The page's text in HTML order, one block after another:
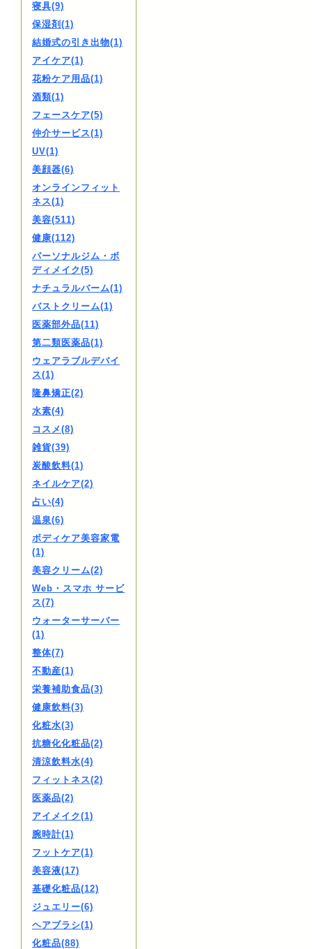
寝具(9)
保湿剤(1)
結婚式の引き出物(1)
アイケア(1)
花粉ケア用品(1)
酒類(1)
フェースケア(5)
仲介サービス(1)
UV(1)
美顔器(6)
オンラインフィット
ネス(1)
美容(511)
健康(112)
パーソナルジム・ボ
ディメイク(5)
ナチュラルバーム(1)
バストクリーム(1)
医薬部外品(11)
第二類医薬品(1)
ウェアラブルデバイ
ス(1)
隆鼻矯正(2)
水素(4)
コスメ(8)
雑貨(39)
炭酸飲料(1)
ネイルケア(2)
占い(4)
温泉(6)
ボディケア美容家電
(1)
美容クリーム(2)
Web・スマホ サービ
ス(7)
ウォーターサーバー
(1)
整体(7)
不動産(1)
栄養補助食品(3)
健康飲料(3)
化粧水(3)
抗糖化化粧品(2)
清涼飲料水(4)
フィットネス(2)
医薬品(2)
アイメイク(1)
腕時計(1)
フットケア(1)
美容液(17)
基礎化粧品(12)
ジュエリー(6)
ヘアブラシ(1)
化粧品(88)